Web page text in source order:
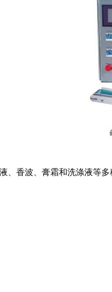
香波、膏霜和洗涤液等多